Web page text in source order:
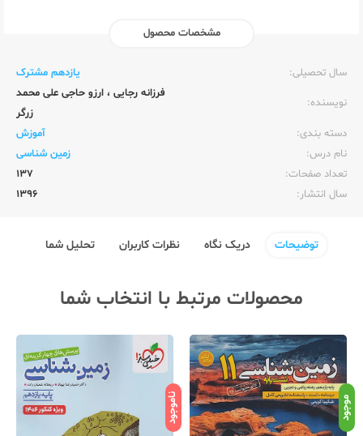
مشخصات محصول
سال تحصیلی:‌
یازدهم مشترک
نویسنده:‌
فرزانه رجایی ، ارزو حاجی علی محمد
زرگر
دسته بندی:
آموزش
نام درس:
زمین شناسی
تعداد صفحات:‌
137
سال انتشار:‌
1396
توضیحات دریک نگاه نظرات کاربران تحلیل شما
محصولات مرتبط با انتخاب شما
موجود ناموجود